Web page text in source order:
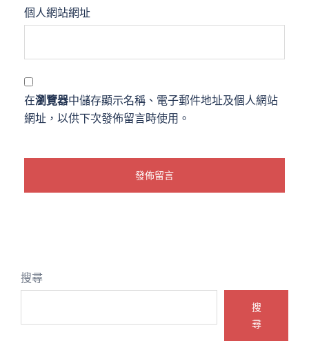
個人網站網址
在瀏覽器中儲存顯示名稱、電子郵件地址及個人網站
網址，以供下次發佈留言時使用。
搜尋
搜
尋